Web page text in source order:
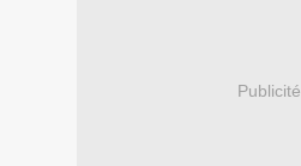
Publicité